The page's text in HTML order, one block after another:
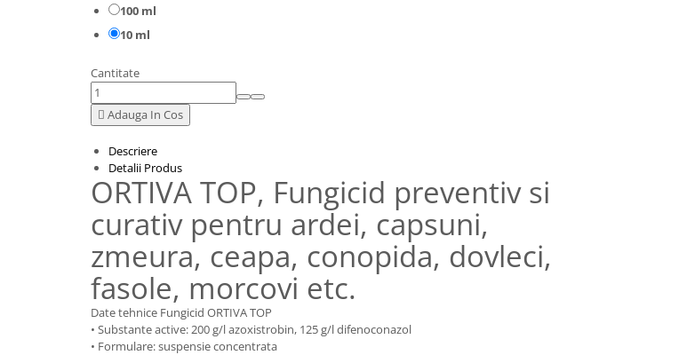
100 ml
10 ml
Cantitate
 Adauga In Cos
Descriere
Detalii Produs
ORTIVA TOP, Fungicid preventiv si
curativ pentru ardei, capsuni,
zmeura, ceapa, conopida, dovleci,
fasole, morcovi etc.
Date tehnice Fungicid ORTIVA TOP
• Substante active: 200 g/l azoxistrobin, 125 g/l difenoconazol
• Formulare: suspensie concentrata